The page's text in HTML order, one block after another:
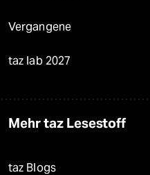
Vergangene
taz lab 2027
Mehr taz Lesestoff
taz Blogs